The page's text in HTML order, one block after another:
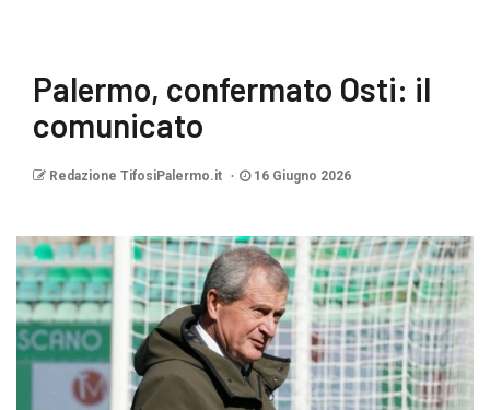
Palermo, confermato Osti: il
comunicato
Redazione TifosiPalermo.it 16 Giugno 2026